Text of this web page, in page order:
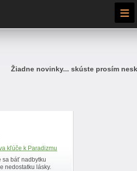
≡
Žiadne novinky... skúste prosím
kľúče k Paradizmu
sa báť nadbytku
nedostatku lásky.